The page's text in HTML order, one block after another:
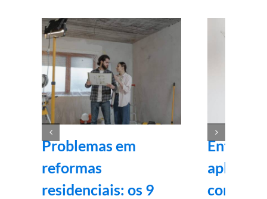
Problemas em
reformas
residenciais: os 9
Entenda
corrida